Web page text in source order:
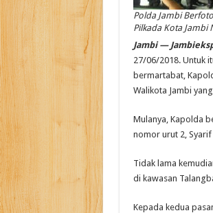
Polda Jambi
Pilkada Kota Jambi
Jambi —
27/06/2018. Untuk
bermartabat,
Walikota Jambi
Mulanya, Kapolda
nomor urut 2, Syarif
Tidak lama
di kawasan
Kepada kedua